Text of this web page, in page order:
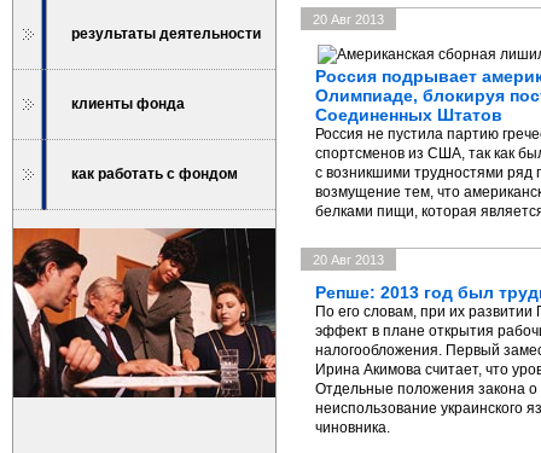
результаты деятельности
клиенты фонда
как работать с фондом
20 Авг 2013
Россия подрывает
Олимпиаде, блокируя
Соединенных Штатов
Россия не пустила партию
спортсменов из США, так как
с возникшими трудностями
возмущение тем, что
белками пищи, которая
20 Авг 2013
Репше: 2013 год был
По его словам, при их
эффект в плане открытия
налогообложения. Первый
Ирина Акимова считает, что
Отдельные положения закона
неиспользование украинского
чиновника.